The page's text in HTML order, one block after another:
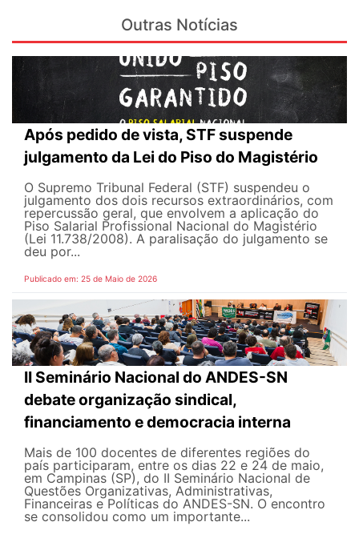
Outras Notícias
Após pedido de vista, STF suspende
julgamento da Lei do Piso do Magistério
O Supremo Tribunal Federal (STF) suspendeu o
julgamento dos dois recursos extraordinários, com
repercussão geral, que envolvem a aplicação do
Piso Salarial Profissional Nacional do Magistério
(Lei 11.738/2008). A paralisação do julgamento se
deu por...
Publicado em: 25 de Maio de 2026
II Seminário Nacional do ANDES-SN
debate organização sindical,
financiamento e democracia interna
Mais de 100 docentes de diferentes regiões do
país participaram, entre os dias 22 e 24 de maio,
em Campinas (SP), do II Seminário Nacional de
Questões Organizativas, Administrativas,
Financeiras e Políticas do ANDES-SN. O encontro
se consolidou como um importante...